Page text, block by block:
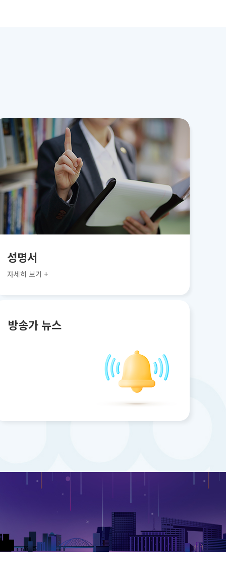
성명서
자세히 보기 +
방송가 뉴스